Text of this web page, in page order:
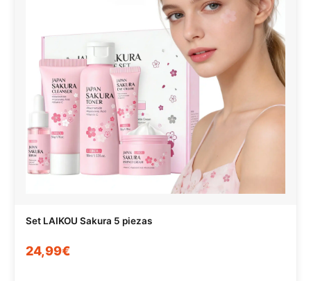
Set LAIKOU Sakura 5 piezas
24,99€